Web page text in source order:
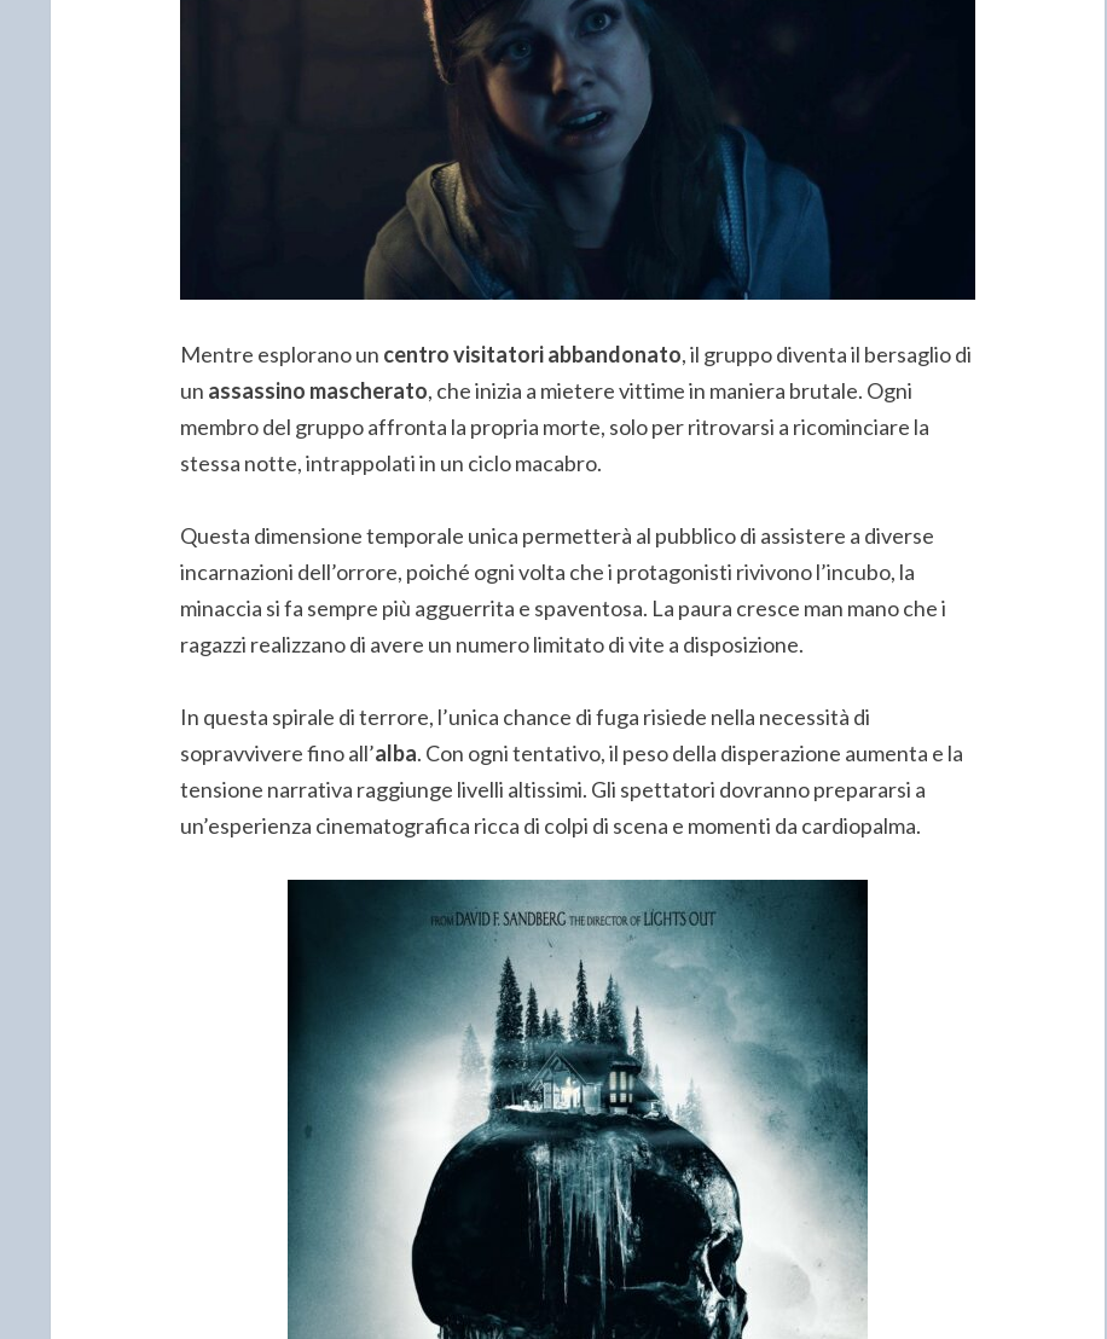
Mentre esplorano un centro visitatori abbandonato, il gruppo diventa il bersaglio di
un assassino mascherato, che inizia a mietere vittime in maniera brutale. Ogni
membro del gruppo affronta la propria morte, solo per ritrovarsi a ricominciare la
stessa notte, intrappolati in un ciclo macabro.
Questa dimensione temporale unica permetterà al pubblico di assistere a diverse
incarnazioni dell’orrore, poiché ogni volta che i protagonisti rivivono l’incubo, la
minaccia si fa sempre più agguerrita e spaventosa. La paura cresce man mano che i
ragazzi realizzano di avere un numero limitato di vite a disposizione.
In questa spirale di terrore, l’unica chance di fuga risiede nella necessità di
sopravvivere fino all’alba. Con ogni tentativo, il peso della disperazione aumenta e la
tensione narrativa raggiunge livelli altissimi. Gli spettatori dovranno prepararsi a
un’esperienza cinematografica ricca di colpi di scena e momenti da cardiopalma.